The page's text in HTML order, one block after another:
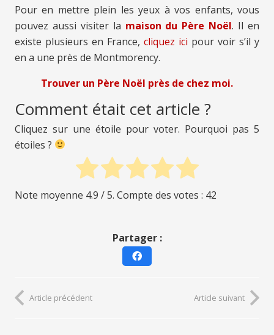
Pour en mettre plein les yeux à vos enfants, vous
pouvez aussi visiter la maison du Père Noël. Il en
existe plusieurs en France, cliquez ici pour voir s’il y
en a une près de Montmorency.
Trouver un Père Noël près de chez moi.
Comment était cet article ?
Cliquez sur une étoile pour voter. Pourquoi pas 5
étoiles ?
Note moyenne 4.9 / 5. Compte des votes : 42
Partager :
Article précédent Article suivant